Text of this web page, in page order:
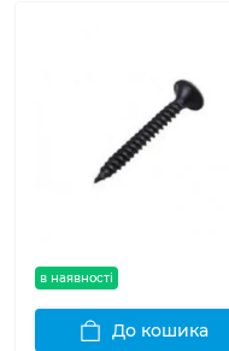
в наявності
До кошика